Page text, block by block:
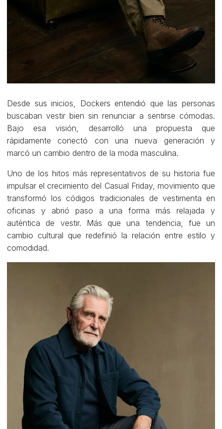
Desde sus inicios, Dockers entendió que las personas
buscaban vestir bien sin renunciar a sentirse cómodas.
Bajo esa visión, desarrolló una propuesta que
rápidamente conectó con una nueva generación y
marcó un cambio dentro de la moda masculina.
Uno de los hitos más representativos de su historia fue
impulsar el crecimiento del Casual Friday, movimiento que
transformó los códigos tradicionales de vestimenta en
oficinas y abrió paso a una forma más relajada y
auténtica de vestir. Más que una tendencia, fue un
cambio cultural que redefinió la relación entre estilo y
comodidad.